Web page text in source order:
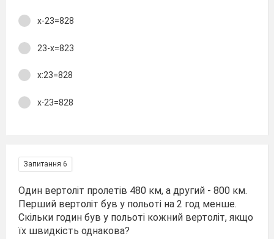
х-23=828
23-х=823
х:23=828
х⋅23=828
Запитання 6
Один вертоліт пролетів 480 км, а другий - 800 км.
Перший вертоліт був у польоті на 2 год менше.
Скільки годин був у польоті кожний вертоліт, якщо
їх швидкість однакова?